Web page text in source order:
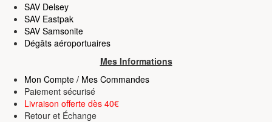
SAV Delsey
SAV Eastpak
SAV Samsonite
Dégâts aéroportuaires
Mes Informations
Mon Compte / Mes Commandes
Paiement sécurisé
Livraison offerte dès 40€
Retour et Échange